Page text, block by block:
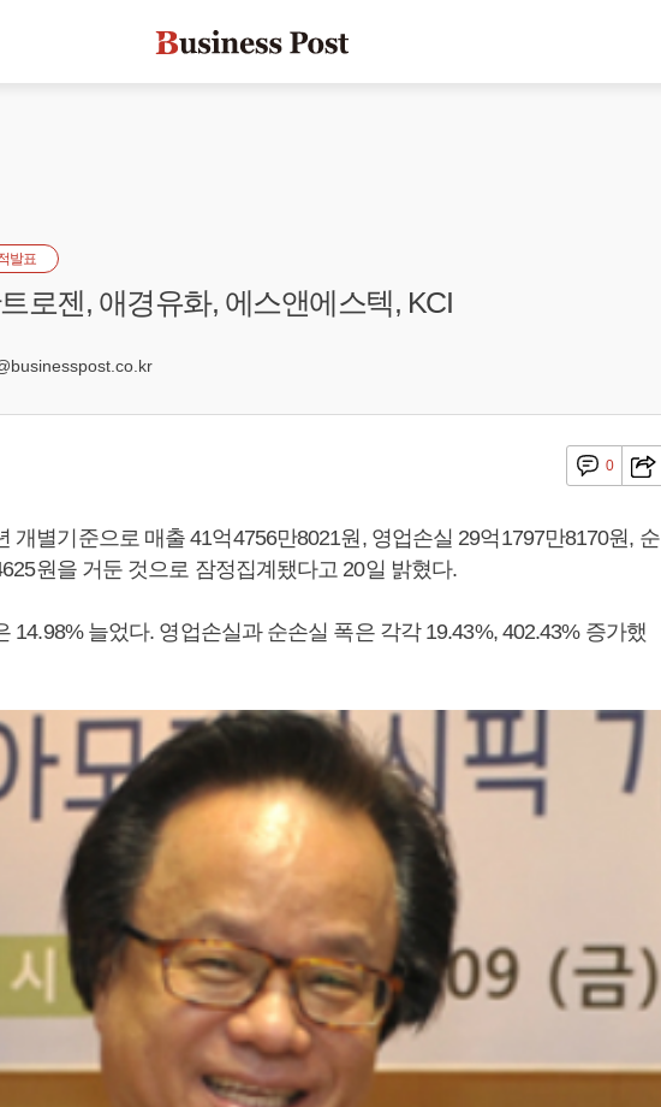
발표
로젠, 애경유화, 에스앤에스텍, KCI
0
개별기준으로 매출 41억4756만8021원, 영업손실 29억1797만8170원, 순
원을 거둔 것으로 잠정집계됐다고 20일 밝혔다.
14.98% 늘었다. 영업손실과 순손실 폭은 각각 19.43%, 402.43% 증가했